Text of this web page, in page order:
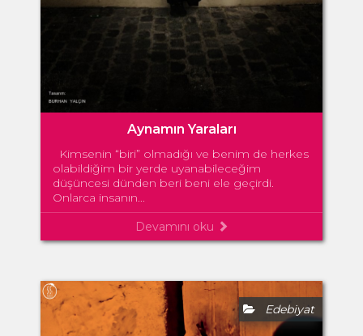
Aynamın Yaraları
Kimsenin “biri” olmadığı ve benim de herkes
olabildiğim bir yerde uyanabileceğim
düşüncesi dünden beri beni ele geçirdi.
Onlarca insanın...
Devamını oku
Edebiyat